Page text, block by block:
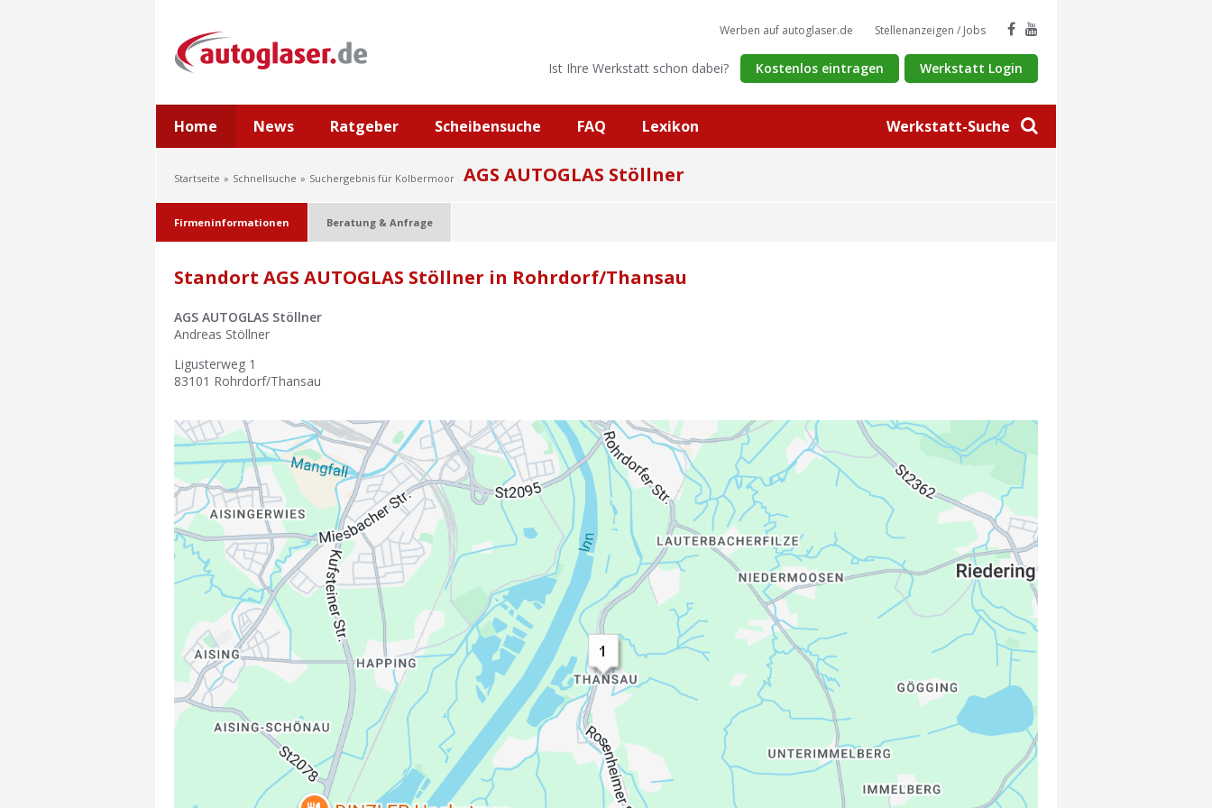
Werkstatt-Suche
Werben auf autoglaser.de Stellenanzeigen / Jobs
Ist Ihre Werkstatt schon dabei? Kostenlos eintragen Werkstatt Login
Home News Ratgeber Scheibensuche FAQ Lexikon
Startseite Schnellsuche Suchergebnis für Kolbermoor AGS AUTOGLAS Stöllner
Firmeninformationen Beratung & Anfrage
Standort AGS AUTOGLAS Stöllner in Rohrdorf/Thansau
AGS AUTOGLAS Stöllner
Andreas Stöllner
Ligusterweg 1
83101 Rohrdorf/Thansau